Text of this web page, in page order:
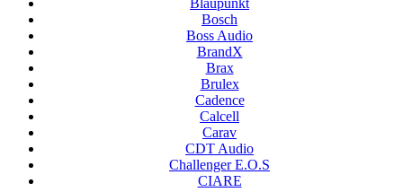
Blaupunkt
Bosch
Boss Audio
BrandX
Brax
Brulex
Cadence
Calcell
Carav
CDT Audio
Challenger E.O.S
CIARE